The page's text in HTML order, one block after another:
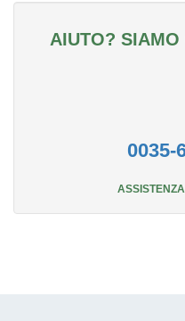
AIUTO? SIAMO
0035-